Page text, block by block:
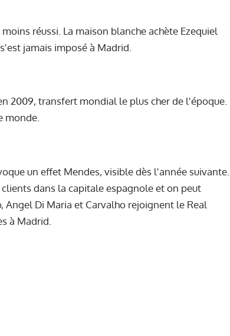
réussi. La maison blanche achète Ezequiel
jamais imposé à Madrid.
2009, transfert mondial le plus cher de l'époque.
monde.
un effet Mendes, visible dès l'année suivante.
dans la capitale espagnole et on peut
Angel Di Maria et Carvalho rejoignent le Real
à Madrid.